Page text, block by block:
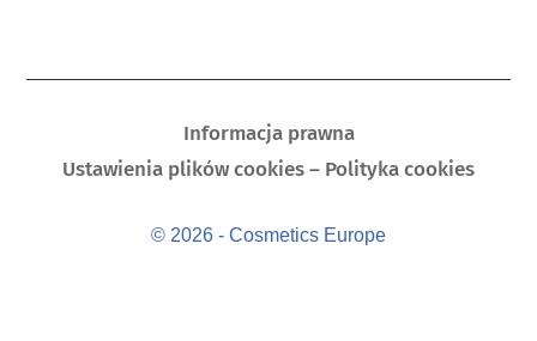
Informacja prawna
Ustawienia plików cookies – Polityka cookies
© 2026 - Cosmetics Europe